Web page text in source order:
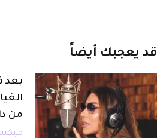
قد يعجبك أيضاً
بعد
من